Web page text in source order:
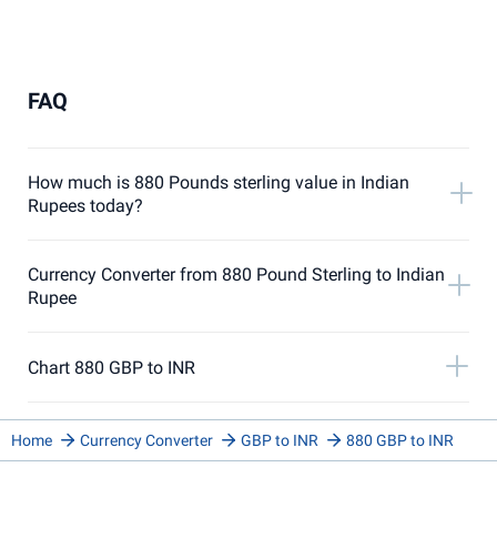
FAQ
How much is 880 Pounds sterling value in Indian
Rupees today?
Currency Converter from 880 Pound Sterling to Indian
Rupee
Chart 880 GBP to INR
Home Currency Converter GBP to INR 880 GBP to INR